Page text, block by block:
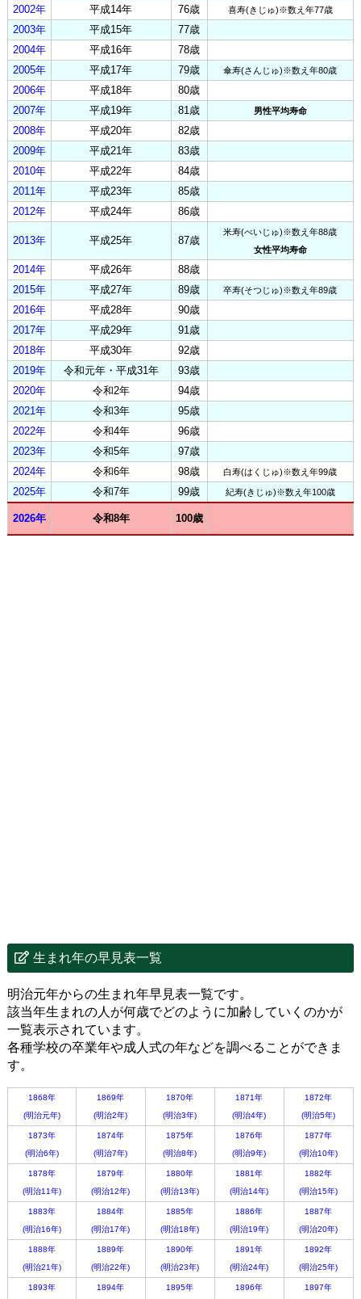
2002年
平成14年 76歳 喜寿(きじゅ)※数え年77歳
2003年 平成15年
77歳
2004年
平成16年
78歳
2005年
平成17年 79歳 傘寿(さんじゅ)※数え年80歳
2006年 平成18年
80歳
2007年
平成19年 81歳 男性平均寿命
2008年 平成20年
82歳
2009年
平成21年
83歳
2010年
平成22年
84歳
2011年
平成23年
85歳
2012年
平成24年 86歳
2013年 平成25年 87歳
米寿(べいじゅ)※数え年88歳
女性平均寿命
2014年 平成26年
88歳
2015年
平成27年 89歳 卒寿(そつじゅ)※数え年89歳
2016年 平成28年
90歳
2017年
平成29年
91歳
2018年
平成30年
92歳
2019年
令和元年・平成31年
93歳
2020年
令和2年
94歳
2021年
令和3年
95歳
2022年
令和4年
96歳
2023年
令和5年
97歳
2024年
令和6年 98歳 白寿(はくじゅ)※数え年99歳
2025年 令和7年 99歳 紀寿(きじゅ)※数え年100歳
2026年 令和8年 100歳
生まれ年の早見表一覧
明治元年からの生まれ年早見表一覧です。
該当年生まれの人が何歳でどのように加齢していくのかが
一覧表示されています。
各種学校の卒業年や成人式の年などを調べることができま
す。
1868年
(明治元年)
1869年
(明治2年)
1870年
(明治3年)
1871年
(明治4年)
1872年
(明治5年)
1873年
(明治6年)
1874年
(明治7年)
1875年
(明治8年)
1876年
(明治9年)
1877年
(明治10年)
1878年
(明治11年)
1879年
(明治12年)
1880年
(明治13年)
1881年
(明治14年)
1882年
(明治15年)
1883年
(明治16年)
1884年
(明治17年)
1885年
(明治18年)
1886年
(明治19年)
1887年
(明治20年)
1888年
(明治21年)
1889年
(明治22年)
1890年
(明治23年)
1891年
(明治24年)
1892年
(明治25年)
1893年 1894年 1895年 1896年 1897年